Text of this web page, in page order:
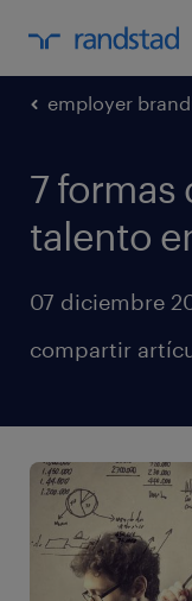
employer
7 formas
talento
07 diciembre
compartir